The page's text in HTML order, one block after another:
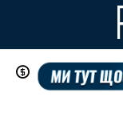
Перейти